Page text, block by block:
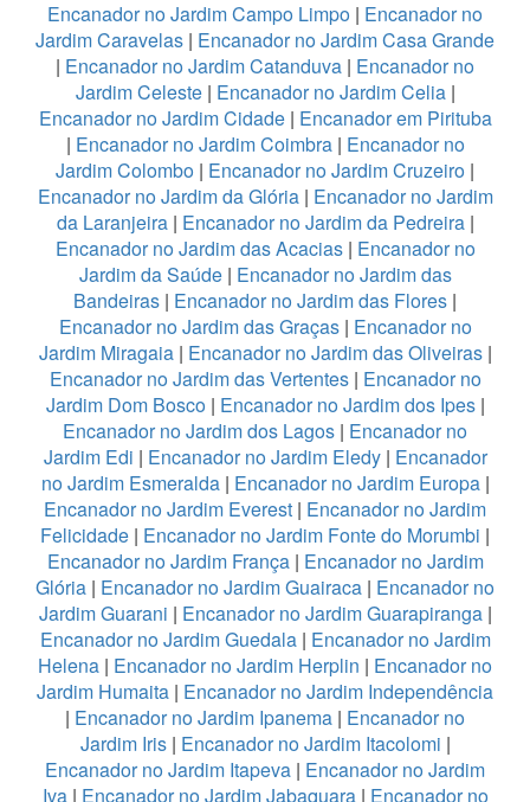
Encanador no Jardim Campo Limpo | Encanador no
Jardim Caravelas | Encanador no Jardim Casa Grande
| Encanador no Jardim Catanduva | Encanador no
Jardim Celeste| Encanador no Jardim Celia|
Encanador no Jardim Cidade| Encanador em Pirituba
| Encanador no Jardim Coimbra| Encanador no
Jardim Colombo | Encanador no Jardim Cruzeiro |
Encanador no Jardim da Glória| Encanador no Jardim
da Laranjeira| Encanador no Jardim da Pedreira|
Encanador no Jardim das Acacias| Encanador no
Jardim da Saúde| Encanador no Jardim das
Bandeiras | Encanador no Jardim das Flores |
Encanador no Jardim das Graças| Encanador no
Jardim Miragaia| Encanador no Jardim das Oliveiras|
Encanador no Jardim das Vertentes| Encanador no
Jardim Dom Bosco| Encanador no Jardim dos Ipes|
Encanador no Jardim dos Lagos | Encanador no
Jardim Edi | Encanador no Jardim Eledy| Encanador
no Jardim Esmeralda| Encanador no Jardim Europa|
Encanador no Jardim Everest | Encanador no Jardim
Felicidade | Encanador no Jardim Fonte do Morumbi |
Encanador no Jardim França| Encanador no Jardim
Glória | Encanador no Jardim Guairaca | Encanador no
Jardim Guarani | Encanador no Jardim Guarapiranga|
Encanador no Jardim Guedala| Encanador no Jardim
Helena | Encanador no Jardim Herplin | Encanador no
Jardim Humaita | Encanador no Jardim Independência
| Encanador no Jardim Ipanema | Encanador no
Jardim Iris| Encanador no Jardim Itacolomi |
Encanador no Jardim Itapeva | Encanador no Jardim
Iva| Encanador no Jardim Jabaquara| Encanador no